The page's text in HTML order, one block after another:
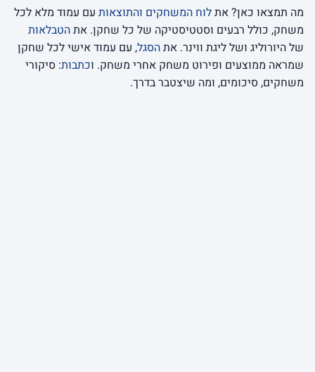
מה תמצאו כאן? אתלוח המשחקים והתוצאות עם עמוד מלא לכל
משחק, כולל רבעים וסטטיסטיקה של כל שחקן. אתהטבלאות
של היורוליג ושל ליגת ווינר. אתהסגל, עם עמוד אישי לכל שחקן
שמראה ממוצעים ופירוט משחק אחרי משחק. וכתבות: סיקורי
משחקים, סיכומים, ומה שיצטבר בדרך.